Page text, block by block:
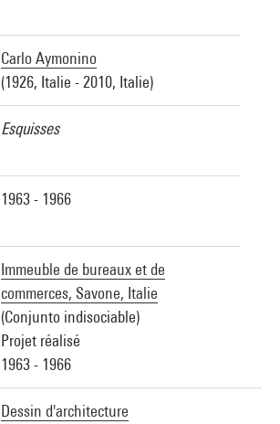
Carlo Aymonino
(1926, Italie - 2010, Italie)
Esquisses
1963 - 1966
Immeuble de bureaux et de
commerces, Savone, Italie
(Conjunto indisociable)
Projet réalisé
1963 - 1966
Dessin d'architecture